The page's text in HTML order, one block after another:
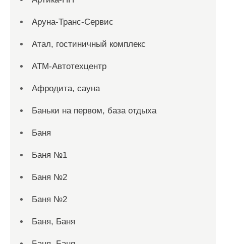
Аруна-Транс-Сервис
Атал, гостиничный комплекс
АТМ-Автотехцентр
Афродита, сауна
Баньки на первом, база отдыха
Баня
Баня №1
Баня №2
Баня №2
Баня, Баня